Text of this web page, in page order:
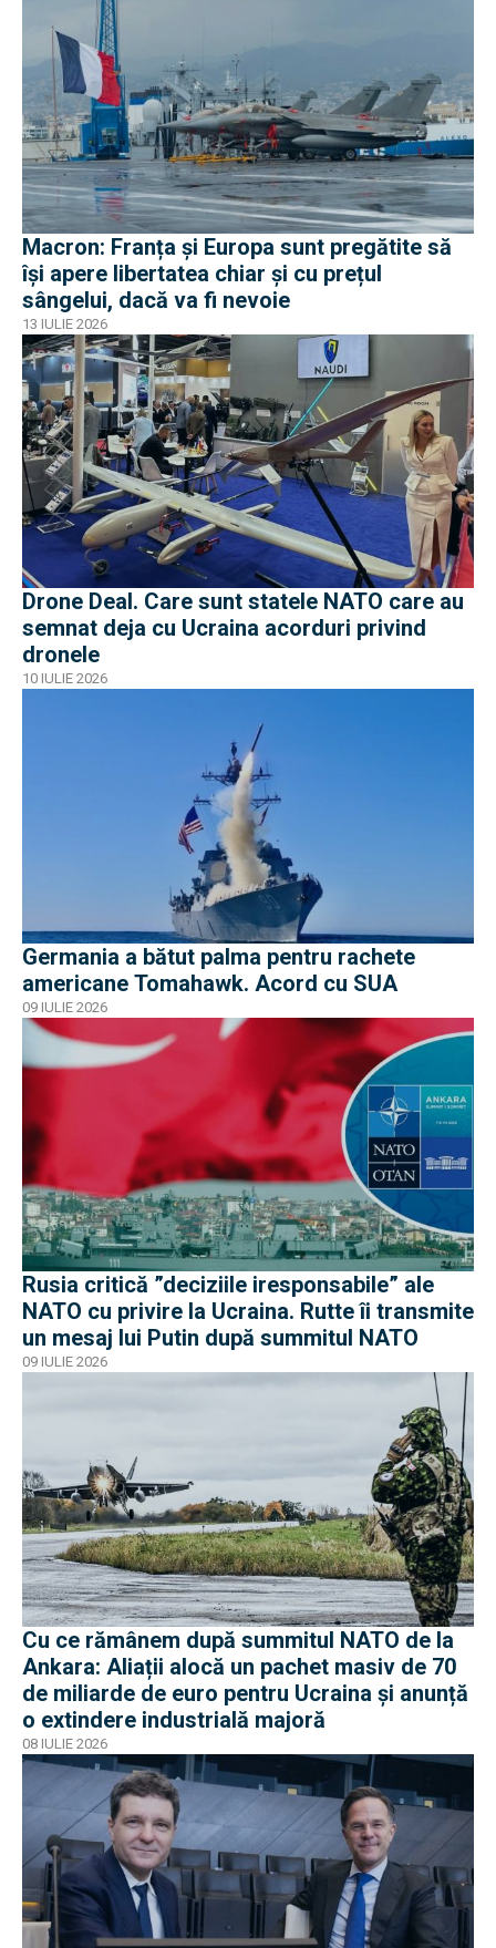
Macron: Franța și Europa sunt pregătite să
își apere libertatea chiar și cu prețul
sângelui, dacă va fi nevoie
13 IULIE 2026
Drone Deal. Care sunt statele NATO care au
semnat deja cu Ucraina acorduri privind
dronele
10 IULIE 2026
Germania a bătut palma pentru rachete
americane Tomahawk. Acord cu SUA
09 IULIE 2026
Rusia critică ”deciziile iresponsabile” ale
NATO cu privire la Ucraina. Rutte îi transmite
un mesaj lui Putin după summitul NATO
09 IULIE 2026
Cu ce rămânem după summitul NATO de la
Ankara: Aliații alocă un pachet masiv de 70
de miliarde de euro pentru Ucraina și anunță
o extindere industrială majoră
08 IULIE 2026